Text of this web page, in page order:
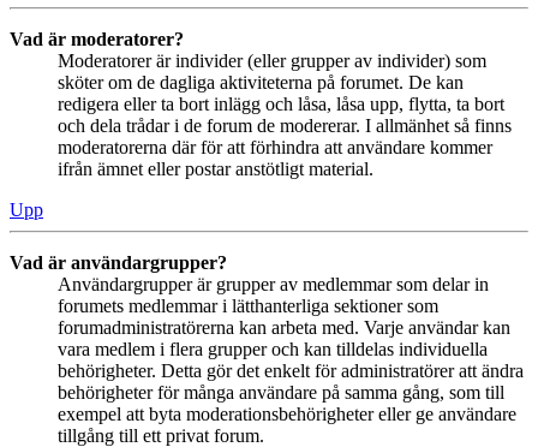
Vad är moderatorer?
Moderatorer är individer (eller grupper av individer) som
sköter om de dagliga aktiviteterna på forumet. De kan
redigera eller ta bort inlägg och låsa, låsa upp, flytta, ta bort
och dela trådar i de forum de modererar. I allmänhet så finns
moderatorerna där för att förhindra att användare kommer
ifrån ämnet eller postar anstötligt material.
Upp
Vad är användargrupper?
Användargrupper är grupper av medlemmar som delar in
forumets medlemmar i lätthanterliga sektioner som
forumadministratörerna kan arbeta med. Varje användar kan
vara medlem i flera grupper och kan tilldelas individuella
behörigheter. Detta gör det enkelt för administratörer att ändra
behörigheter för många användare på samma gång, som till
exempel att byta moderationsbehörigheter eller ge användare
tillgång till ett privat forum.